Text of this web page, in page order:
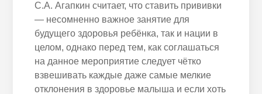
С.А. Агапкин считает, что ставить прививки
— несомненно важное занятие для
будущего здоровья ребёнка, так и нации в
целом, однако перед тем, как соглашаться
на данное мероприятие следует чётко
взвешивать каждые даже самые мелкие
отклонения в здоровье малыша и если хоть